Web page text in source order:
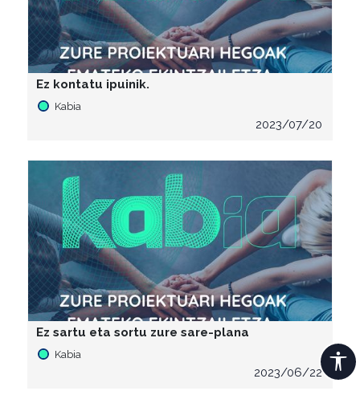
Ez kontatu ipuinik.
Kabia
2023/07/20
Ez sartu eta sortu zure sare-plana
Kabia
2023/06/22